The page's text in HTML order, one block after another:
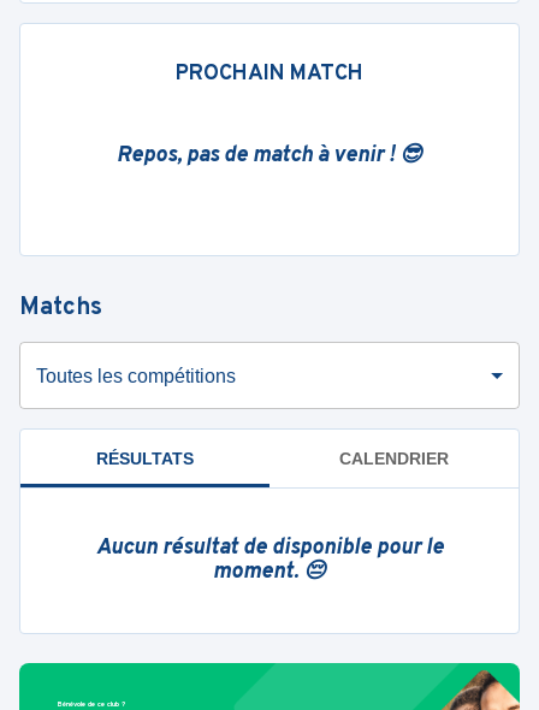
PROCHAIN MATCH
Repos, pas de match à venir ! 😎
Matchs
Toutes les compétitions
RÉSULTATS CALENDRIER
Aucun résultat de disponible pour le
moment. 😔
Bénévole de ce club ?